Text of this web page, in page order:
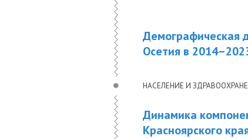
Демографическая
Осетия в
НАСЕЛЕНИЕ И
Динамика
Красноярского